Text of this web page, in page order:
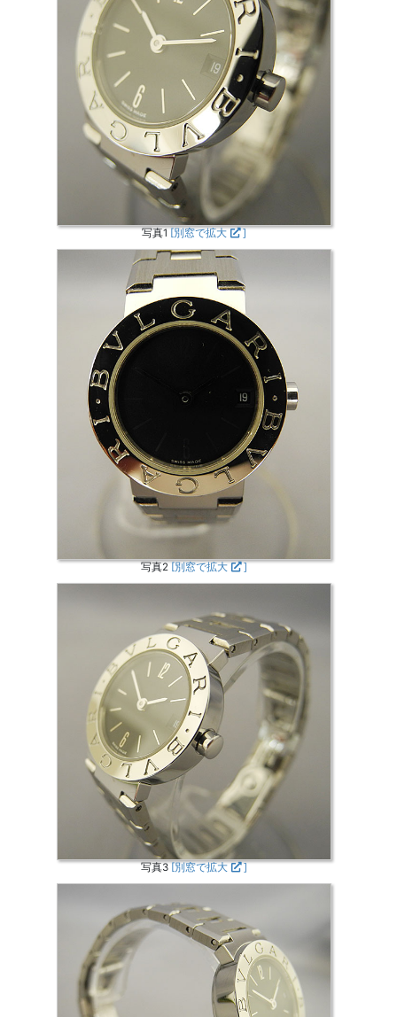
写真1[別窓で拡大 ]
写真2[別窓で拡大 ]
写真3 [別窓で拡大 ]